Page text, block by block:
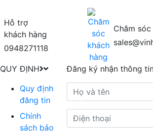
Hỗ trợ
khách hàng
0948271118
Chăm
QUY ĐỊNH
Quy định
đăng tin
Chính
sách bảo
Đăng ký nhận thông